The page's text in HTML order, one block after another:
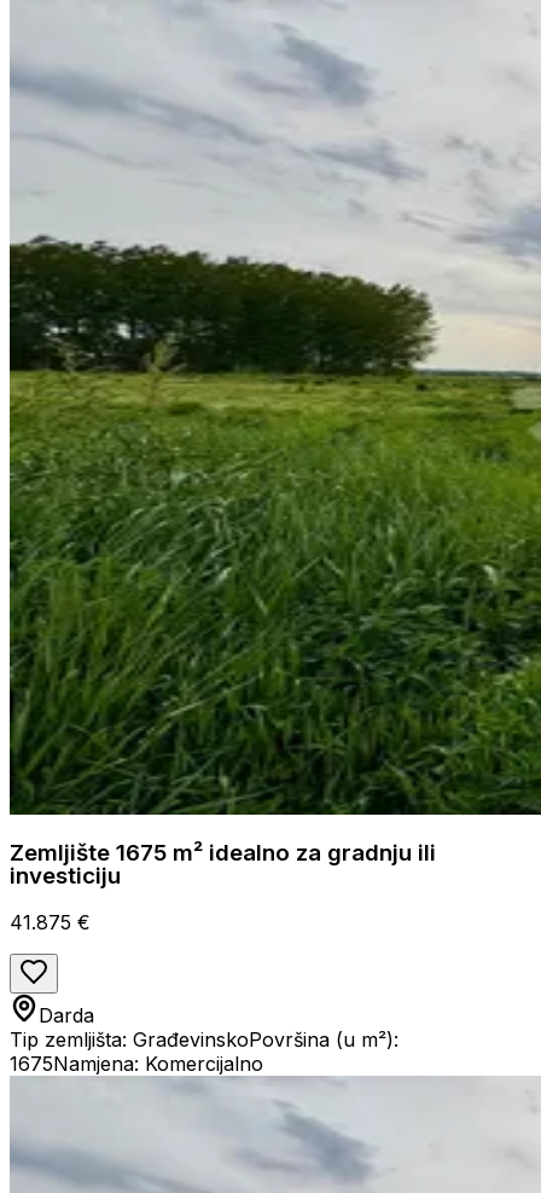
Zemljište 1675 m² idealno za gradnju ili
investiciju
41.875 €
Darda
Tip zemljišta: GrađevinskoPovršina (u m²):
1675Namjena: Komercijalno